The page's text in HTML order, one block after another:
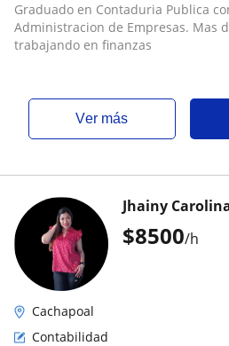
Graduado en Contaduria Publica
Administracion de Empresas. Mas
trabajando en finanzas
ver más
$8500/h
Jhainy
Cachapoal
Contabilidad